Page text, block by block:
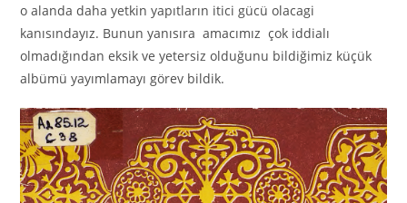
о alanda daha yetkin yapıtların itici gücü olacagi
kanısındayız. Bunun yanısıra amacımız çok iddialı
olmadığından eksik ve yetersiz olduğunu bildiğimiz küçük
albümü yayımlamayı görev bildik.